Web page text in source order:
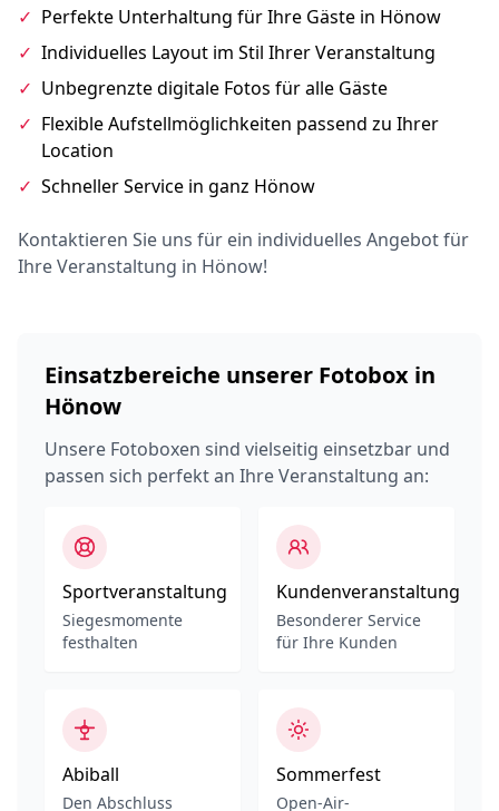
✓ Perfekte Unterhaltung für Ihre Gäste in Hönow
✓ Individuelles Layout im Stil Ihrer Veranstaltung
✓ Unbegrenzte digitale Fotos für alle Gäste
✓ Flexible Aufstellmöglichkeiten passend zu Ihrer
Location
✓ Schneller Service in ganz Hönow
Kontaktieren Sie uns für ein individuelles Angebot für
Ihre Veranstaltung in Hönow!
Einsatzbereiche unserer Fotobox in
Hönow
Unsere Fotoboxen sind vielseitig einsetzbar und
passen sich perfekt an Ihre Veranstaltung an:
Sportveranstaltung
Siegesmomente
festhalten
Kundenveranstaltung
Besonderer Service
für Ihre Kunden
Abiball
Den Abschluss
Sommerfest
Open-Air-